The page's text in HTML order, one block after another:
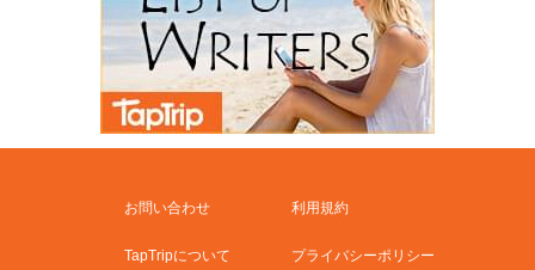
お問い合わせ 利用規約
TapTripについて プライバシーポリシー